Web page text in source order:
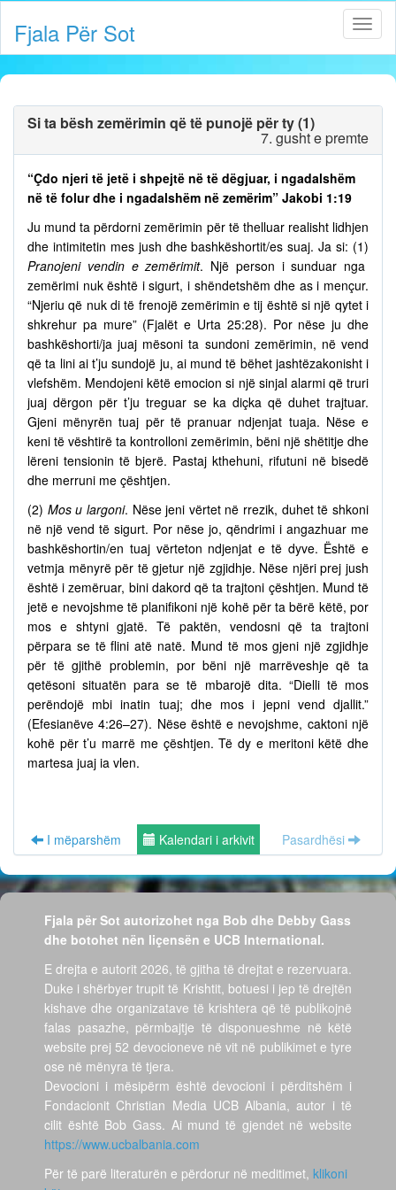
Fjala Për Sot
Si ta bësh zemërimin që të punojë për ty (1)
7. gusht e premte
“Çdo njeri të jetë i shpejtë në të dëgjuar, i ngadalshëm
në të folur dhe i ngadalshëm në zemërim” Jakobi 1:19
Ju mund ta përdorni zemërimin për të thelluar realisht lidhjen
dhe intimitetin mes jush dhe bashkëshortit/es suaj. Ja si: (1)
Pranojeni vendin e zemërimit. Një person i sunduar nga
zemërimi nuk është i sigurt, i shëndetshëm dhe as i mençur.
“Njeriu që nuk di të frenojë zemërimin e tij është si një qytet i
shkrehur pa mure” (Fjalët e Urta 25:28). Por nëse ju dhe
bashkëshorti/ja juaj mësoni ta sundoni zemërimin, në vend
që ta lini ai t’ju sundojë ju, ai mund të bëhet jashtëzakonisht i
vlefshëm. Mendojeni këtë emocion si një sinjal alarmi që truri
juaj dërgon për t’ju treguar se ka diçka që duhet trajtuar.
Gjeni mënyrën tuaj për të pranuar ndjenjat tuaja. Nëse e
keni të vështirë ta kontrolloni zemërimin, bëni një shëtitje dhe
lëreni tensionin të bjerë. Pastaj kthehuni, rifutuni në bisedë
dhe merruni me çështjen.
(2) Mos u largoni. Nëse jeni vërtet në rrezik, duhet të shkoni
në një vend të sigurt. Por nëse jo, qëndrimi i angazhuar me
bashkëshortin/en tuaj vërteton ndjenjat e të dyve. Është e
vetmja mënyrë për të gjetur një zgjidhje. Nëse njëri prej jush
është i zemëruar, bini dakord që ta trajtoni çështjen. Mund të
jetë e nevojshme të planifikoni një kohë për ta bërë këtë, por
mos e shtyni gjatë. Të paktën, vendosni që ta trajtoni
përpara se të flini atë natë. Mund të mos gjeni një zgjidhje
për të gjithë problemin, por bëni një marrëveshje që ta
qetësoni situatën para se të mbarojë dita. “Dielli të mos
perëndojë mbi inatin tuaj; dhe mos i jepni vend djallit.”
(Efesianëve 4:26–27). Nëse është e nevojshme, caktoni një
kohë për t’u marrë me çështjen. Të dy e meritoni këtë dhe
martesa juaj ia vlen.
I mëparshëm Kalendari i arkivit Pasardhësi
Fjala për Sot autorizohet nga Bob dhe Debby Gass
dhe botohet nën liçensën e UCB International.
E drejta e autorit 2026, të gjitha të drejtat e rezervuara.
Duke i shërbyer trupit të Krishtit, botuesi i jep të drejtën
kishave dhe organizatave të krishtera që të publikojnë
falas pasazhe, përmbajtje të disponueshme në këtë
website prej 52 devocioneve në vit në publikimet e tyre
ose në mënyra të tjera.
Devocioni i mësipërm është devocioni i përditshëm i
Fondacionit Christian Media UCB Albania, autor i të
cilit është Bob Gass. Ai mund të gjendet në website
https://www.ucbalbania.com
Për të parë literaturën e përdorur në meditimet, klikoni